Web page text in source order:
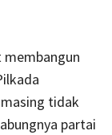
membangun
tidak
partai